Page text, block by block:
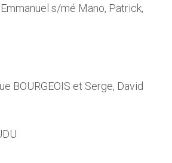
s/mé Mano, Patrick,
BOURGEOIS et Serge, David